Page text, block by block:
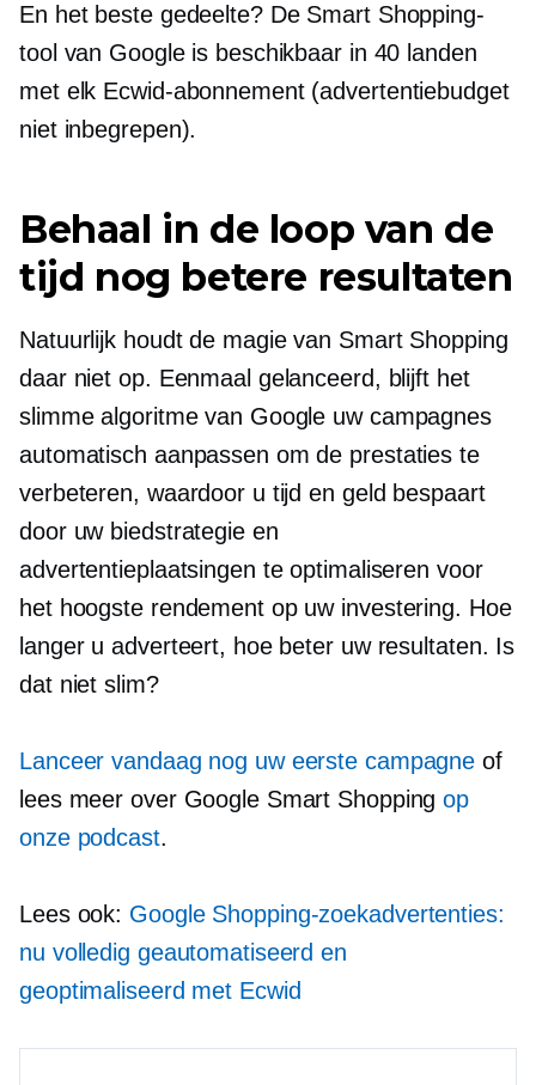
En het beste gedeelte? De Smart Shopping-
tool van Google is beschikbaar in 40 landen
met elk Ecwid-abonnement (advertentiebudget
niet inbegrepen).
Behaal in de loop van de
tijd nog betere resultaten
Natuurlijk houdt de magie van Smart Shopping
daar niet op. Eenmaal gelanceerd, blijft het
slimme algoritme van Google uw campagnes
automatisch aanpassen om de prestaties te
verbeteren, waardoor u tijd en geld bespaart
door uw biedstrategie en
advertentieplaatsingen te optimaliseren voor
het hoogste rendement op uw investering. Hoe
langer u adverteert, hoe beter uw resultaten. Is
dat niet slim?
Lanceer vandaag nog uw eerste campagne of
lees meer over Google Smart Shoppingop
onze podcast.
Lees ook: Google Shopping-zoekadvertenties:
nu volledig geautomatiseerd en
geoptimaliseerd met Ecwid